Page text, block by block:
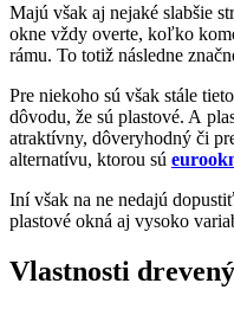
Majú však aj nejaké slabšie
okne vždy overte, koľko
rámu. To totiž následne
Pre niekoho sú však stále
dôvodu, že sú plastové. A
atraktívny, dôveryhodný či
alternatívu, ktorou sú
Iní však na ne nedajú
plastové okná aj vysoko
Vlastnosti